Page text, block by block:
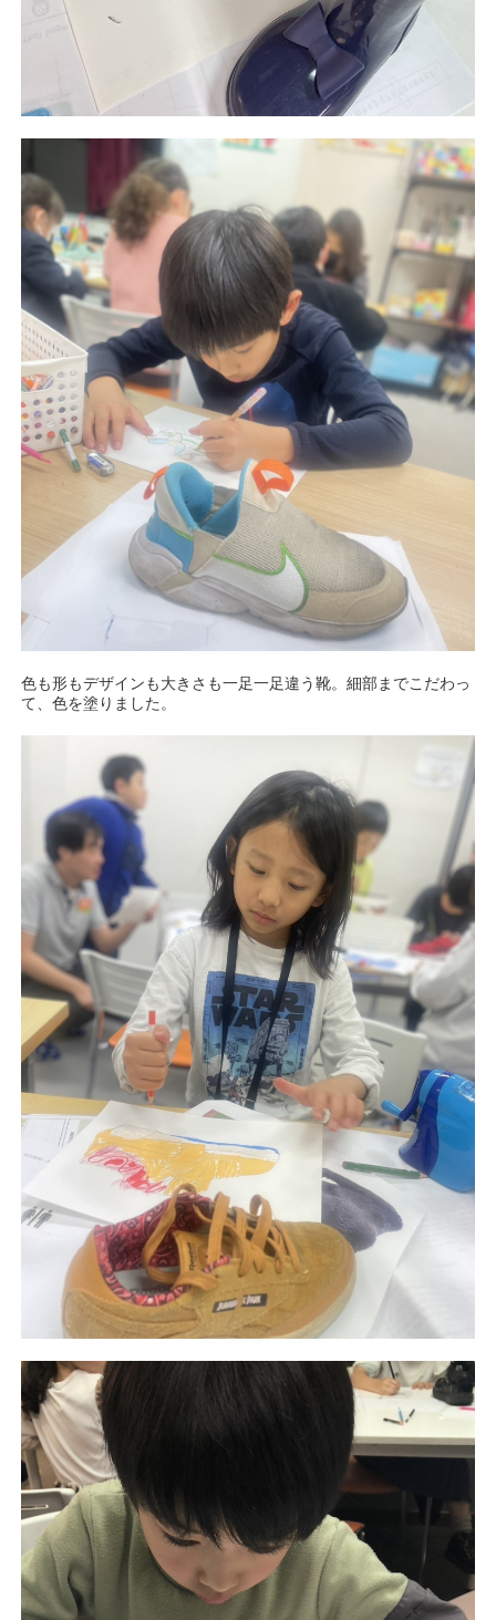
色も形もデザインも大きさも一足一足違う靴。細部までこだわっ
て、色を塗りました。